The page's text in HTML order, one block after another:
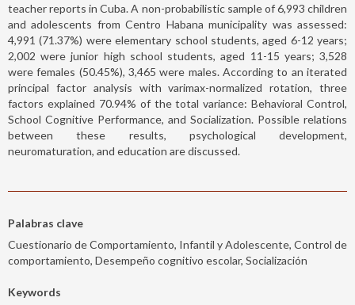
teacher reports in Cuba. A non-probabilistic sample of 6,993 children
and adolescents from Centro Habana municipality was assessed:
4,991 (71.37%) were elementary school students, aged 6-12 years;
2,002 were junior high school students, aged 11-15 years; 3,528
were females (50.45%), 3,465 were males. According to an iterated
principal factor analysis with varimax-normalized rotation, three
factors explained 70.94% of the total variance: Behavioral Control,
School Cognitive Performance, and Socialization. Possible relations
between these results, psychological development,
neuromaturation, and education are discussed.
Palabras clave
Cuestionario de Comportamiento, Infantil y Adolescente, Control de
comportamiento, Desempeño cognitivo escolar, Socialización
Keywords